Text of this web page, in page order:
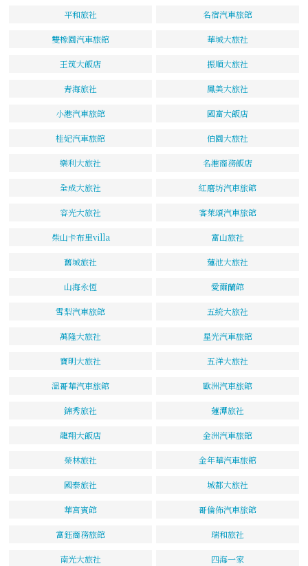
平和旅社 名宿汽車旅館
雙橡園汽車旅館 華城大旅社
王筑大飯店 振順大旅社
青海旅社 鳳美大旅社
小港汽車旅館 國富大飯店
桂妃汽車旅館 伯園大旅社
樂利大旅社 名港商務飯店
全成大旅社 紅磨坊汽車旅館
容光大旅社 客萊頌汽車旅館
柴山卡布里villa 富山旅社
舊城旅社 蓮池大旅社
山海永恆 愛爾蘭館
雪梨汽車旅館 五統大旅社
萬隆大旅社 星光汽車旅館
寶明大旅社 五洋大旅社
溫哥華汽車旅館 歐洲汽車旅館
錦秀旅社 蓮潭旅社
龍翔大飯店 金洲汽車旅館
榮林旅社 金年華汽車旅館
國泰旅社 城都大旅社
華宮賓館 哥倫佈汽車旅館
富鈺商務旅館 瑞和旅社
南光大旅社 四海一家